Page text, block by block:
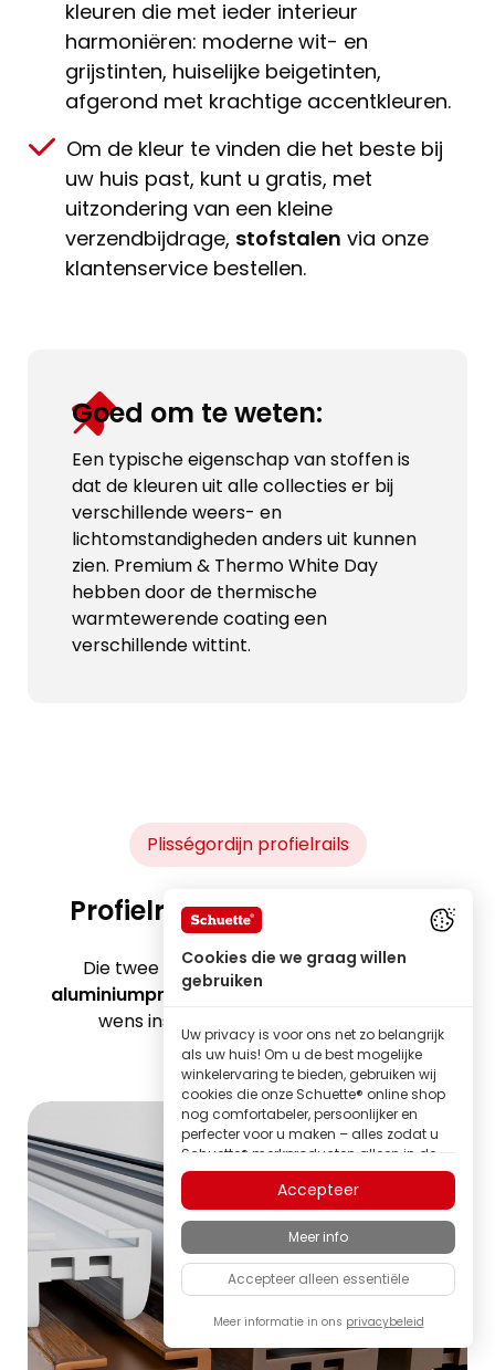
kleuren die met ieder interieur
harmoniëren: moderne wit- en
grijstinten, huiselijke beigetinten,
afgerond met krachtige accentkleuren.
Om de kleur te vinden die het beste bij
uw huis past, kunt u gratis, met
uitzondering van een kleine
verzendbijdrage, stofstalen via onze
klantenservice bestellen.
Goed om te weten:
Een typische eigenschap van stoffen is
dat de kleuren uit alle collecties er bij
verschillende weers- en
lichtomstandigheden anders uit kunnen
zien. Premium & Thermo White Day
hebben door de thermische
warmtewerende coating een
verschillende wittint.
Plisségordijn profielrails
Profielrails van aluminium
Die twee in het plisségordijn gebruikte
aluminiumprofielenmaken een volledig naar
wens instelbare lichtinval mogelijk.
Cookies die we graag willen
gebruiken
Uw privacy is voor ons net zo belangrijk
als uw huis! Om u de best mogelijke
winkelervaring te bieden, gebruiken wij
cookies die onze Schuette® online shop
nog comfortabeler, persoonlijker en
perfecter voor u maken – alles zodat u
Schuette® merkproducten alleen in de
beste kwaliteit kunt ontdekken.
Sommige van deze cookies zijn
noodzakelijk om onze Schuette® shop
betrouwbaar te laten functioneren;
andere stellen ons in staat om inhoud
en advertenties af te stemmen op uw
interesses, of om volledig anoniem
inzicht te krijgen in het bezoekersgedrag.
Als familiebedrijf hechten wij veel
Accepteer
Meer info
Accepteer alleen essentiële
Meer informatie in ons privacybeleid